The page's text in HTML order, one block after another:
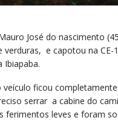
José do nascimento
e capotou na CE-
Ibiapaba.
ficou
serrar a cabine do
ferimentos leves e foram